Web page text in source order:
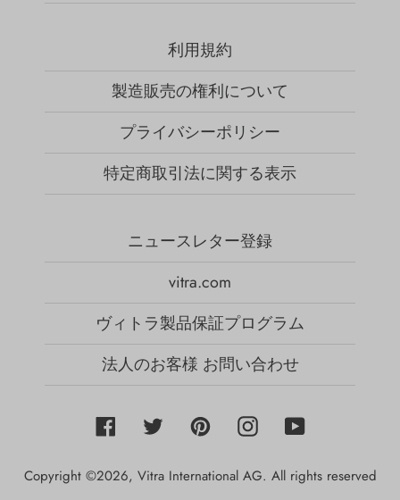
利用規約
製造販売の権利について
プライバシーポリシー
特定商取引法に関する表示
ニュースレター登録
vitra.com
ヴィトラ製品保証プログラム
法人のお客様 お問い合わせ
FacebookTwitter PinterestInstagramYouTube
Copyright ©2026, Vitra International AG. All rights reserved